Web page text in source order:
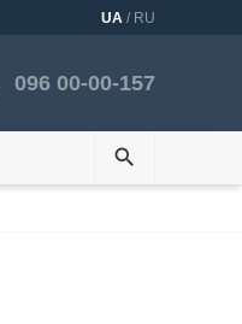
UA / RU
096 00-00-157
search